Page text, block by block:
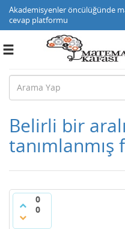
Akademisyenler öncülüğünde
cevap platformu
Toggle
Belirli bir
tanımlanmış
0
0